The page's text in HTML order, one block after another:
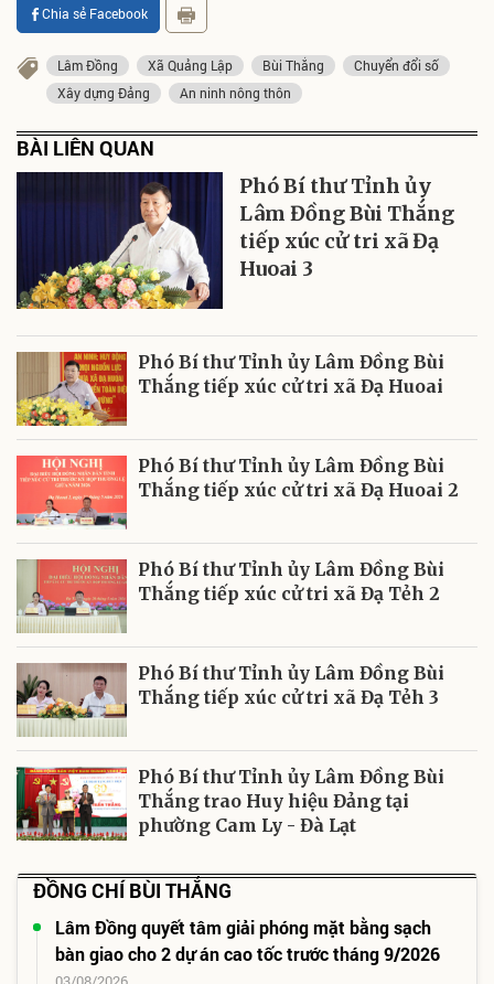
Chia sẻ Facebook
Lâm Đồng Xã Quảng Lập Bùi Thắng
Chuyển đổi số
Xây dựng Đảng
An ninh nông thôn
BÀI LIÊN QUAN
Phó Bí thư Tỉnh ủy
Lâm Đồng Bùi Thắng
tiếp xúc cử tri xã Đạ
Huoai 3
Phó Bí thư Tỉnh ủy Lâm Đồng Bùi
Thắng tiếp xúc cử tri xã Đạ Huoai
Phó Bí thư Tỉnh ủy Lâm Đồng Bùi
Thắng tiếp xúc cử tri xã Đạ Huoai 2
Phó Bí thư Tỉnh ủy Lâm Đồng Bùi
Thắng tiếp xúc cử tri xã Đạ Tẻh 2
Phó Bí thư Tỉnh ủy Lâm Đồng Bùi
Thắng tiếp xúc cử tri xã Đạ Tẻh 3
Phó Bí thư Tỉnh ủy Lâm Đồng Bùi
Thắng trao Huy hiệu Đảng tại
phường Cam Ly - Đà Lạt
ĐỒNG CHÍ BÙI THẮNG
Lâm Đồng quyết tâm giải phóng mặt bằng sạch
bàn giao cho 2 dự án cao tốc trước tháng 9/2026